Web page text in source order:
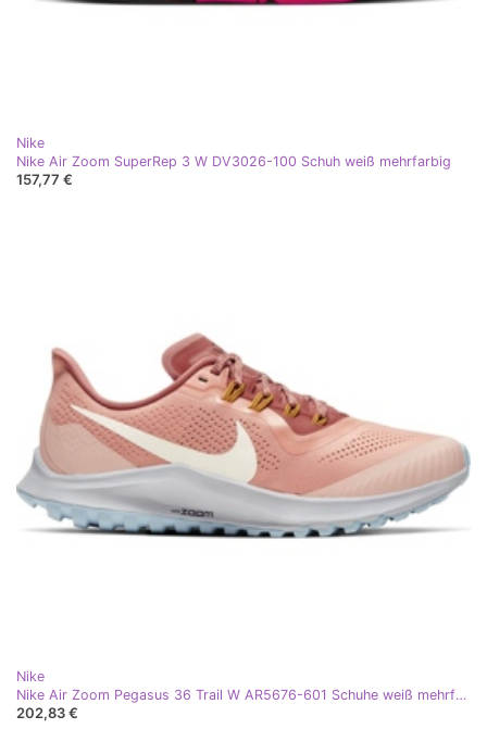
Nike
Nike Air Zoom SuperRep 3 W DV3026-100 Schuh weiß mehrfarbig
157,77 €
Nike
Nike Air Zoom Pegasus 36 Trail W AR5676-601 Schuhe weiß mehrfarbig rosa
202,83 €